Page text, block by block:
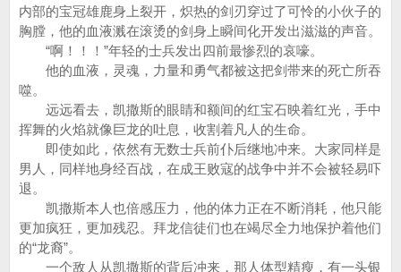
内部的宝冠雄鹿身上裂开，炽热的剑刃穿过了可怜的小伙子的
胸膛，他的血液溅在滚烫的剑身上瞬间化开发出滋滋的声音。
“啊！！！”年轻的士兵发出四前最惨烈的哀嚎。
他的血液，灵魂，力量和勇气都被这把剑带来的死亡所吞
噬。
远远看去，凯撒斯的眼睛和额间的红宝石映着红光，手中
挥舞的火焰就像巨龙的吐息，收割着凡人的生命。
即使如此，依然有无数士兵前仆后继地冲来。大家同样是
男人，同样地身经百战，在成王败寇的战争中并不会被轻易吓
退。
凯撒斯本人也倍感压力，他的体力正在不断消耗，他只能
更加疯狂，更加残忍。拜龙信徒们也在竭尽全力地保护着他们
的“龙裔”。
一个敌人从凯撒斯的背后冲来，那人体型精瘦，有一头银